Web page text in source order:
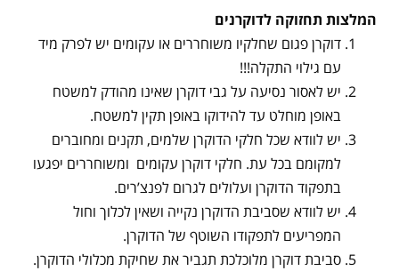
המלצות תחזוקה לדוקרנים
דוקרן פגום שחלקיו משוחררים או עקומים יש לפרק מיד
עם גילוי התקלה!!!
יש לאסור נסיעה על גבי דוקרן שאינו מהודק למשטח
באופן מוחלט עד להידוקו באופן תקין למשטח.
יש לוודא שכל חלקי הדוקרן שלמים, תקנים ומחוברים
למקומם בכל עת. חלקי דוקרן עקומים ומשוחררים יפגעו
בתפקוד הדוקרן ועלולים לגרום לפנצ’רים.
יש לוודא שסביבת הדוקרן נקייה ושאין לכלוך וחול
המפריעים לתפקודו השוטף של הדוקרן.
סביבת דוקרן מלוכלכת תגביר את שחיקת מכלולי הדוקרן.